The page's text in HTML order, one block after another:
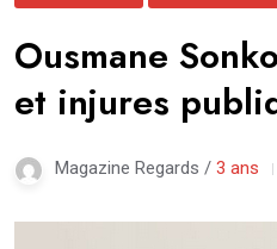
Ousmane
et injures
Magazine Regards / 3 ans